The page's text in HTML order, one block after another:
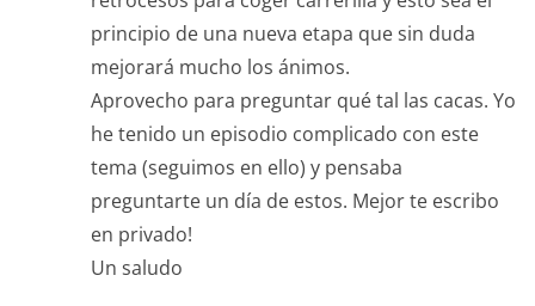
principio de una nueva etapa que sin duda
mejorará mucho los ánimos.
Aprovecho para preguntar qué tal las cacas. Yo
he tenido un episodio complicado con este
tema (seguimos en ello) y pensaba
preguntarte un día de estos. Mejor te escribo
en privado!
Un saludo